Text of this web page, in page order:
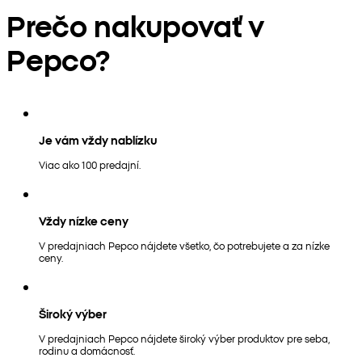
Prečo nakupovať v
Pepco?
Je vám vždy nablízku
Viac ako 100 predajní.
Vždy nízke ceny
V predajniach Pepco nájdete všetko, čo potrebujete a za nízke
ceny.
Široký výber
V predajniach Pepco nájdete široký výber produktov pre seba,
rodinu a domácnosť.